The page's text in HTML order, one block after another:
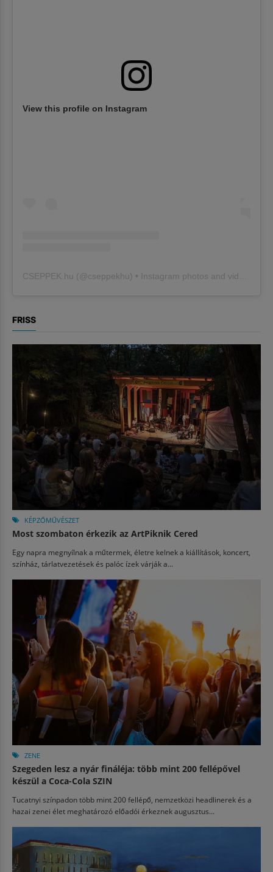
View this profile on Instagram
CSEPPEK.hu (@cseppekhu ) • Instagram photos and videos
FRISS
KÉPZŐMŰVÉSZET
Most szombaton érkezik az ArtPiknik Cered
Egy napra megnyílnak a műtermek, életre kelnek a kiállítások, koncert,
színház, tárlatvezetések és palóc ízek várják a...
ZENE
Szegeden lesz a nyár fináléja: több mint 200 fellépővel
készül a Coca-Cola SZIN
Tucatnyi színpadon több mint 200 fellépő, nemzetközi headlinerek és a
hazai zenei élet meghatározó előadói érkeznek augusztus...